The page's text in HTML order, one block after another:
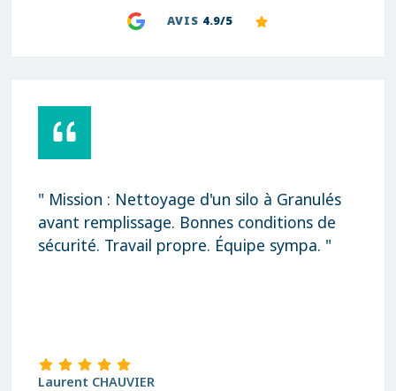
AVIS 4.9/5
: Nettoyage d'un silo à Granulés
Bonnes conditions de
Travail propre. Équipe sympa. "